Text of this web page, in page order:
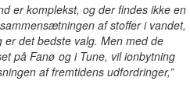
er komplekst, og der findes ikke en
af stoffer i vandet,
det bedste valg. Men med de
på Fanø og i Tune, vil ionbytning
af fremtidens udfordringer,”